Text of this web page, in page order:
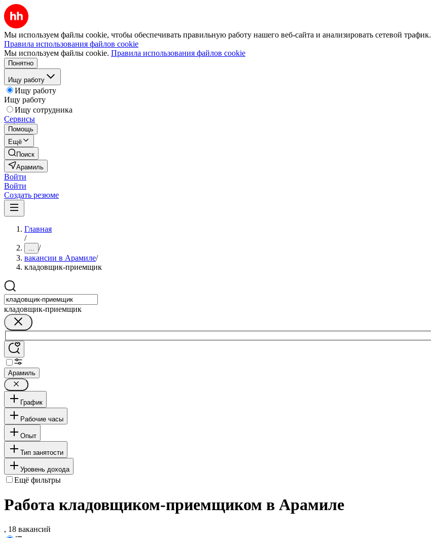
Мы используем файлы cookie, чтобы обеспечивать правильную работу нашего веб-сайта и анализировать сетевой трафик.
Правила использования файлов cookie
Мы используем файлы cookie. Правила использования файлов cookie
Понятно
Ищу работу
Ищу работу
Ищу работу
Ищу сотрудника
Сервисы
Помощь
Ещё
Поиск
Арамиль
Войти
Войти
Создать резюме
Главная
/
... /
вакансии в Арамиле/
кладовщик-приемщик
кладовщик-приемщик
Арамиль
График
Рабочие часы
Опыт
Тип занятости
Уровень дохода
Ещё фильтры
Работа кладовщиком-приемщиком в Арамиле
, 18 вакансий